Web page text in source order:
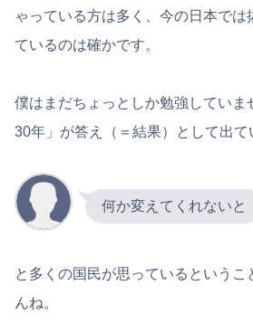
ゃっている方は多く、今の日本で
ているのは確かです。
僕はまだちょっとしか勉強していま
30年」が答え（＝結果）として出て
何か変えてくれないと
と多くの国民が思っているという
んね。